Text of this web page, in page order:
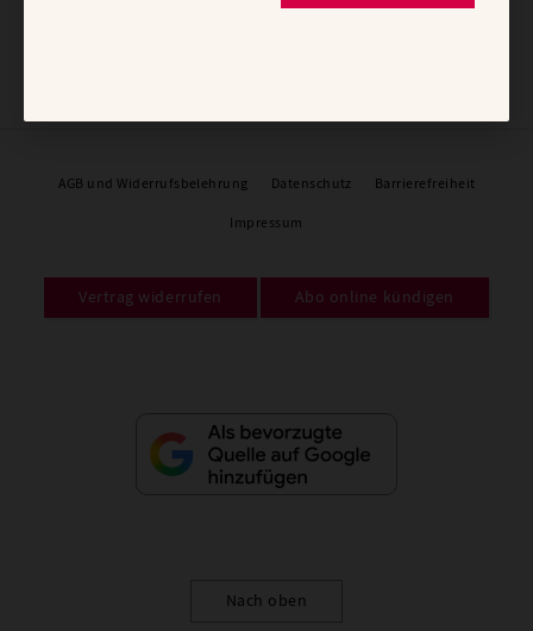
AGB und Widerrufsbelehrung Datenschutz Barrierefreiheit
Impressum
Vertrag widerrufen Abo online kündigen
Nach oben